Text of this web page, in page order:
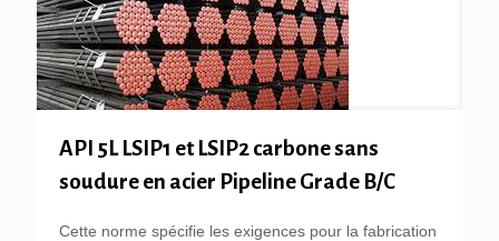
API 5L LSIP1 et LSIP2 carbone sans
soudure en acier Pipeline Grade B/C
Cette norme spécifie les exigences pour la fabrication